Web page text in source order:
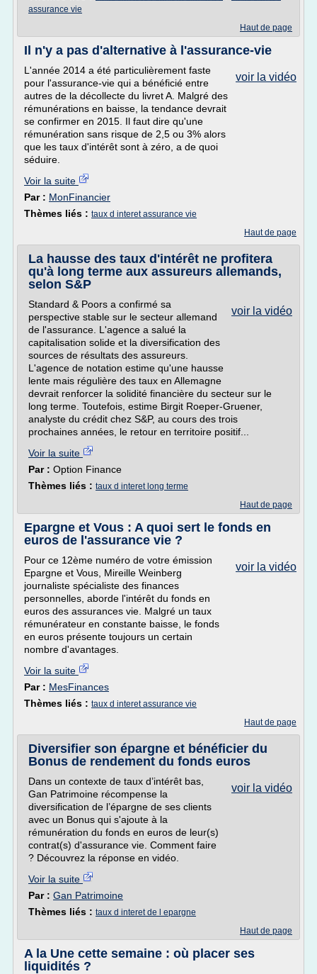
assurance vie
Haut de page
Il n'y a pas d'alternative à l'assurance-vie
voir la vidéo
L'année 2014 a été particulièrement faste
pour l'assurance-vie qui a bénéficié entre
autres de la décollecte du livret A. Malgré des
rémunérations en baisse, la tendance devrait
se confirmer en 2015. Il faut dire qu'une
rémunération sans risque de 2,5 ou 3% alors
que les taux d'intérêt sont à zéro, a de quoi
séduire.
Voir la suite
Par : MonFinancier
Thèmes liés : taux d interet assurance vie
Haut de page
La hausse des taux d'intérêt ne profitera
qu'à long terme aux assureurs allemands,
selon S&P
voir la vidéo
Standard & Poors a confirmé sa
perspective stable sur le secteur allemand
de l'assurance. L'agence a salué la
capitalisation solide et la diversification des
sources de résultats des assureurs.
L'agence de notation estime qu'une hausse
lente mais régulière des taux en Allemagne
devrait renforcer la solidité financière du secteur sur le
long terme. Toutefois, estime Birgit Roeper-Gruener,
analyste du crédit chez S&P, au cours des trois
prochaines années, le retour en territoire positif...
Voir la suite
Par : Option Finance
Thèmes liés : taux d interet long terme
Haut de page
Epargne et Vous : A quoi sert le fonds en
euros de l'assurance vie ?
voir la vidéo
Pour ce 12ème numéro de votre émission
Epargne et Vous, Mireille Weinberg
journaliste spécialiste des finances
personnelles, aborde l'intérêt du fonds en
euros des assurances vie. Malgré un taux
rémunérateur en constante baisse, le fonds
en euros présente toujours un certain
nombre d'avantages.
Voir la suite
Par : MesFinances
Thèmes liés : taux d interet assurance vie
Haut de page
Diversifier son épargne et bénéficier du
Bonus de rendement du fonds euros
voir la vidéo
Dans un contexte de taux d’intérêt bas,
Gan Patrimoine récompense la
diversification de l’épargne de ses clients
avec un Bonus qui s'ajoute à la
rémunération du fonds en euros de leur(s)
contrat(s) d'assurance vie. Comment faire
? Découvrez la réponse en vidéo.
Voir la suite
Par : Gan Patrimoine
Thèmes liés : taux d interet de l epargne
Haut de page
A la Une cette semaine : où placer ses
liquidités ?